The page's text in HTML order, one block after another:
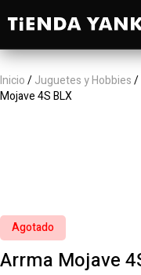
Inicio/Juguetes y Hobbies/
Mojave 4S BLX
Agotado
Arrma Mojave